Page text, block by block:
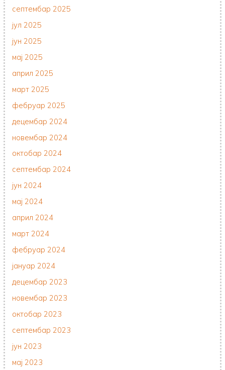
септембар 2025
јул 2025
јун 2025
мај 2025
април 2025
март 2025
фебруар 2025
децембар 2024
новембар 2024
октобар 2024
септембар 2024
јун 2024
мај 2024
април 2024
март 2024
фебруар 2024
јануар 2024
децембар 2023
новембар 2023
октобар 2023
септембар 2023
јун 2023
мај 2023